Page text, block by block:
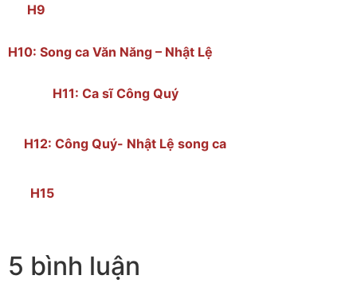
H9
H10: Song ca Văn Năng – Nhật Lệ
H11: Ca sĩ Công Quý
H12: Công Quý- Nhật Lệ song ca
H15
5 bình luận